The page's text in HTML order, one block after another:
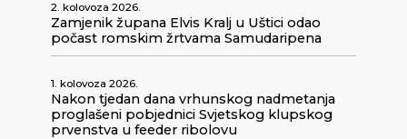
2. kolovoza 2026.
Zamjenik župana Elvis Kralj u Uštici odao
počast romskim žrtvama Samudaripena
1. kolovoza 2026.
Nakon tjedan dana vrhunskog nadmetanja
proglašeni pobjednici Svjetskog klupskog
prvenstva u feeder ribolovu